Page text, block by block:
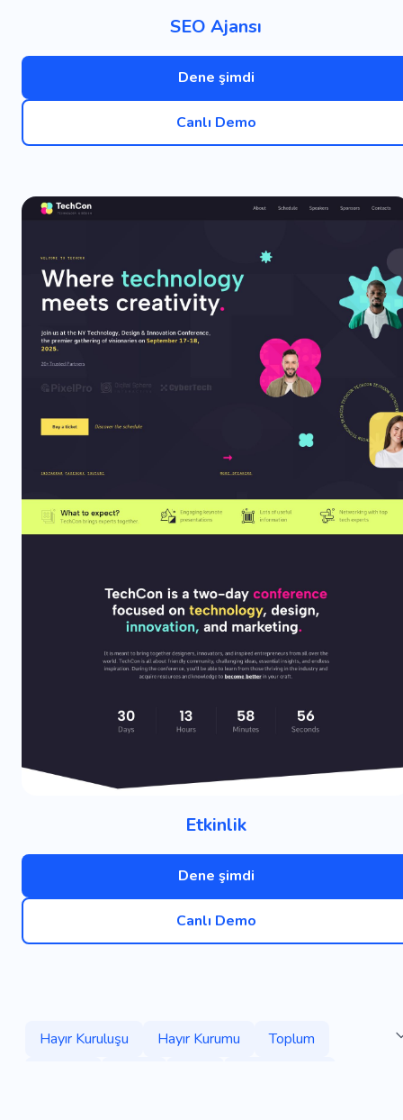
SEO Ajansı
Dene şimdi
Canlı Demo
Etkinlik
Dene şimdi
Canlı Demo
Hayır Kuruluşu Hayır Kurumu
Toplum